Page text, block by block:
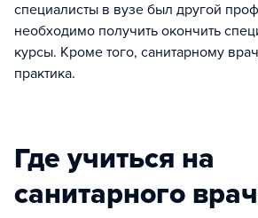
специалисты в вузе был другой
необходимо получить окончить
курсы. Кроме того, санитарному
практика.
Где учиться на
санитарного